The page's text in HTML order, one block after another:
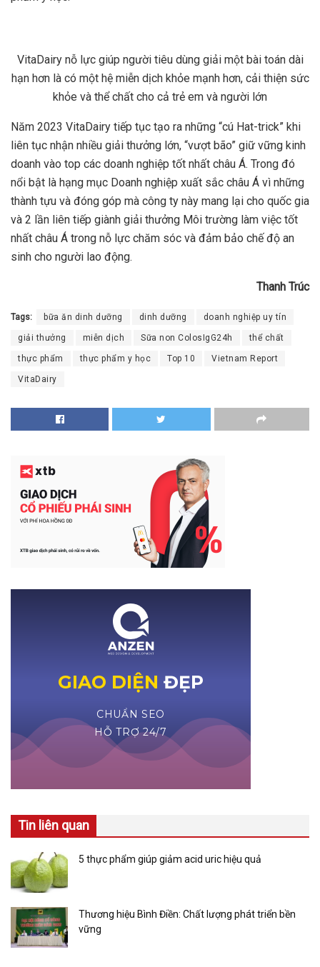
VitaDairy nỗ lực giúp người tiêu dùng giải một bài toán dài
hạn hơn là có một hệ miễn dịch khỏe mạnh hơn, cải thiện sức
khỏe và thể chất cho cả trẻ em và người lớn
Năm 2023 VitaDairy tiếp tục tạo ra những “cú Hat-trick” khi
liên tục nhận nhiều giải thưởng lớn, “vượt bão” giữ vững kinh
doanh vào top các doanh nghiệp tốt nhất châu Á. Trong đó
nổi bật là hạng mục Doanh nghiệp xuất sắc châu Á vì những
thành tựu và đóng góp mà công ty này mang lại cho quốc gia
và 2 lần liên tiếp giành giải thưởng Môi trường làm việc tốt
nhất châu Á trong nỗ lực chăm sóc và đảm bảo chế độ an
sinh cho người lao động.
Thanh Trúc
Tags: bữa ăn dinh dưỡng dinh dưỡng doanh nghiệp uy tín
giải thưởng miễn dịch Sữa non ColosIgG24h thể chất
thực phẩm thực phẩm y học Top 10 Vietnam Report
VitaDairy
Tin liên quan
5 thực phẩm giúp giảm acid uric hiệu quả
Thương hiệu Bình Điền: Chất lượng phát triển bền
vững